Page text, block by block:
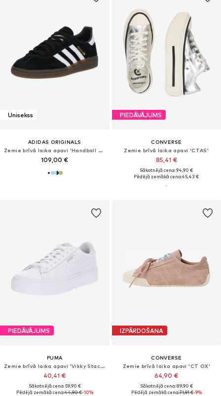
Unisekss
ADIDAS ORIGINALS
Zemie brīvā laika apavi 'Handball Spezial'
109,00 €
PIEDĀVĀJUMS
CONVERSE
Zemie brīvā laika apavi 'CTAS'
85,41 €
Sākotnējā cena: 94,90 €
Pēdējā zemākā cena:45,43 €
PIEDĀVĀJUMS
PUMA
Zemie brīvā laika apavi 'Vikky Stacked'
40,41 €
Sākotnējā cena: 59,90 €
Pēdējā zemākā cena:44,90 €-10%
IZPĀRDOŠANA
CONVERSE
Zemie brīvā laika apavi 'CT OX'
64,90 €
Sākotnējā cena: 89,90 €
Pēdējā zemākā cena:71,91 €-9%